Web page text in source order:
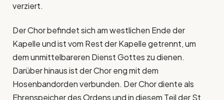
verziert.
Der Chor befindet sich am westlichen Ende der
Kapelle und ist vom Rest der Kapelle getrennt, um
dem unmittelbareren Dienst Gottes zu dienen.
Darüber hinaus ist der Chor eng mit dem
Hosenbandorden verbunden. Der Chor diente als
Ehrenspeicher des Ordens und in diesem Teil der St